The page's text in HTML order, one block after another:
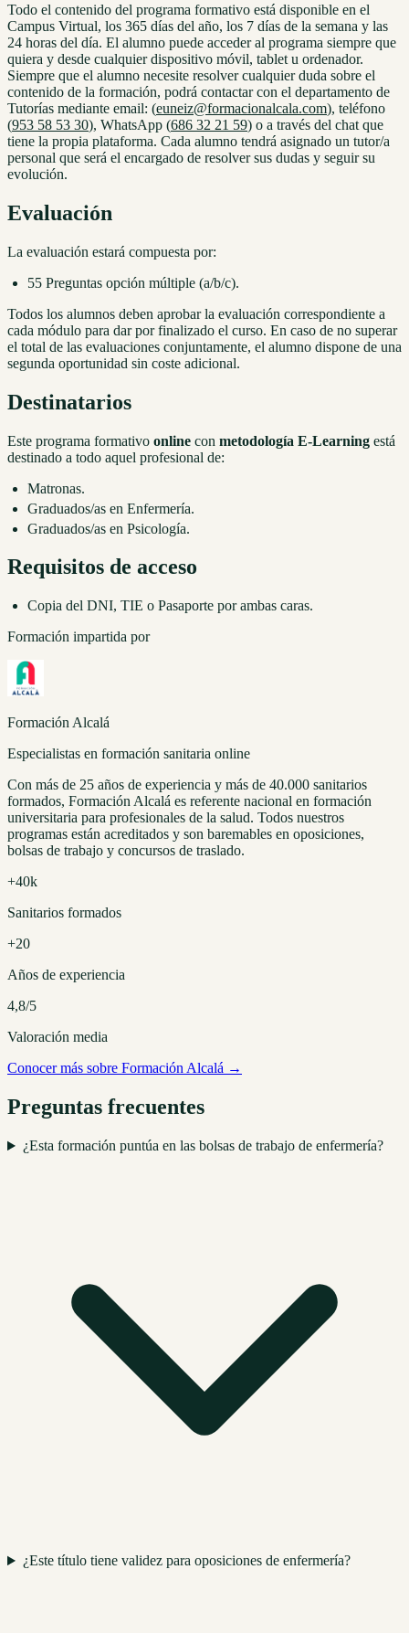
Todo el contenido del programa formativo está disponible en el
Campus Virtual, los 365 días del año, los 7 días de la semana y las
24 horas del día. El alumno puede acceder al programa siempre que
quiera y desde cualquier dispositivo móvil, tablet u ordenador.
Siempre que el alumno necesite resolver cualquier duda sobre el
contenido de la formación, podrá contactar con el departamento de
Tutorías mediante email: (euneiz@formacionalcala.com), teléfono
(953 58 53 30), WhatsApp (686 32 21 59) o a través del chat que
tiene la propia plataforma. Cada alumno tendrá asignado un tutor/a
personal que será el encargado de resolver sus dudas y seguir su
evolución.
Evaluación
La evaluación estará compuesta por:
55 Preguntas opción múltiple (a/b/c).
Todos los alumnos deben aprobar la evaluación correspondiente a
cada módulo para dar por finalizado el curso. En caso de no superar
el total de las evaluaciones conjuntamente, el alumno dispone de una
segunda oportunidad sin coste adicional.
Destinatarios
Este programa formativo online con metodología E-Learning está
destinado a todo aquel profesional de:
Matronas.
Graduados/as en Enfermería.
Graduados/as en Psicología.
Requisitos de acceso
Copia del DNI, TIE o Pasaporte por ambas caras.
Formación impartida por
Formación Alcalá
Especialistas en formación sanitaria online
Con más de 25 años de experiencia y más de 40.000 sanitarios
formados, Formación Alcalá es referente nacional en formación
universitaria para profesionales de la salud. Todos nuestros
programas están acreditados y son baremables en oposiciones,
bolsas de trabajo y concursos de traslado.
+40k
Sanitarios formados
+20
Años de experiencia
4,8/5
Valoración media
Conocer más sobre Formación Alcalá →
Preguntas frecuentes
¿Esta formación puntúa en las bolsas de trabajo de enfermería?
¿Este título tiene validez para oposiciones de enfermería?